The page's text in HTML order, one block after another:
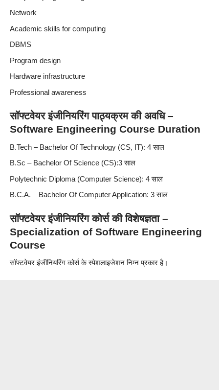
Network
Academic skills for computing
DBMS
Program design
Hardware infrastructure
Professional awareness
सॉफ्टवेयर इंजीनियरिंग पाठ्यक्रम की अवधि –
Software Engineering Course Duration
B.Tech – Bachelor Of Technology (CS, IT): 4 साल
B.Sc – Bachelor Of Science (CS):‌3 साल
Polytechnic Diploma (Computer Science): 4 साल
B.C.A. – Bachelor Of Computer Application: 3 साल
सॉफ्टवेयर इंजीनियरिंग कोर्स की विशेषज्ञता –
Specialization of Software Engineering
Course
सॉफ्टवेयर इंजीनियरिंग कोर्स के स्पेशलाइजेशन निम्न प्रकार है।